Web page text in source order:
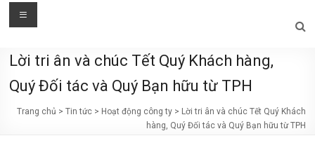
TPH
WE
ARE
SOLUTIONS
Menu
Lời tri ân và chúc Tết Quý Khách hàng,
Quý Đối tác và Quý Bạn hữu từ TPH
Trang chủ > Tin tức> Hoạt động công ty> Lời tri ân và chúc Tết Quý Khách
hàng, Quý Đối tác và Quý Bạn hữu từ TPH